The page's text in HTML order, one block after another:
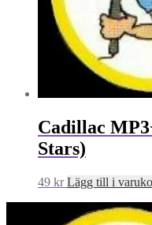
Cadillac
Stars)
49 kr Lägg till i